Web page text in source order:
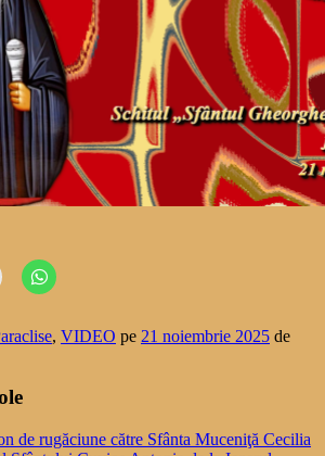
, VIDEO pe 21 noiembrie 2025 de
de rugăciune către Sfânta Muceniţă Cecilia